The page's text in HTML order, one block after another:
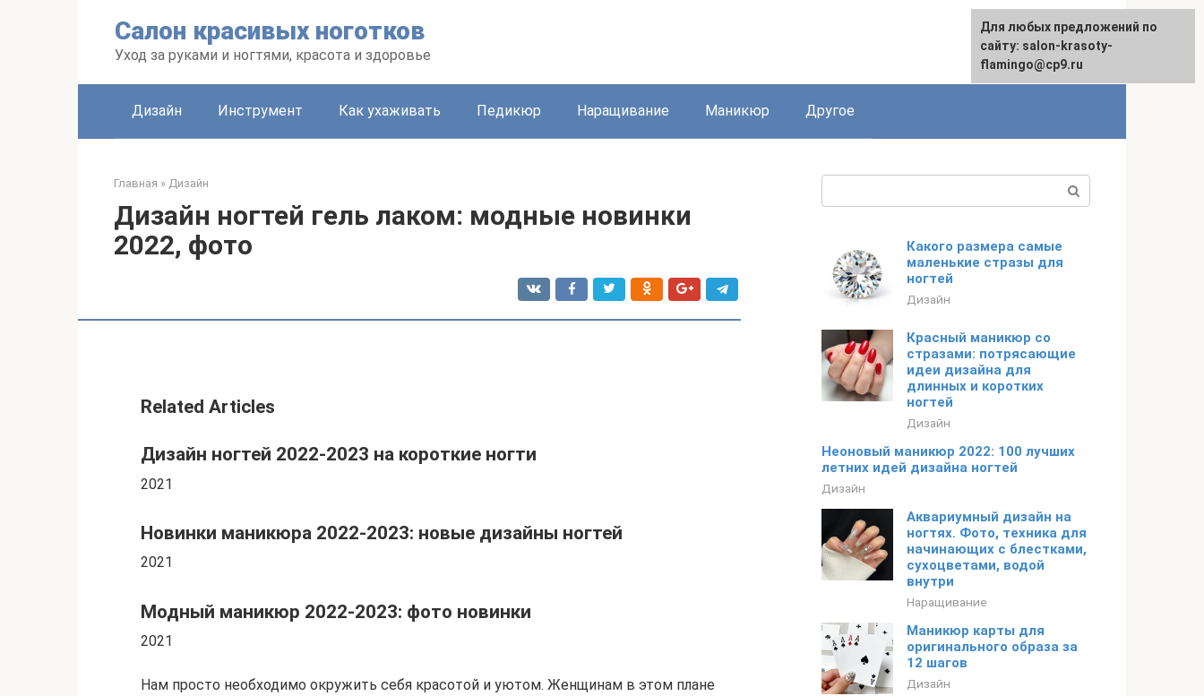
Салон красивых ноготков
Уход за руками и ногтями, красота и здоровье
Дизайн Инструмент Как ухаживать Педикюр Наращивание Маникюр Другое
Главная » Дизайн
Дизайн ногтей гель лаком: модные новинки
2022, фото
Related Articles
Дизайн ногтей 2022-2023 на короткие ногти
2021
Новинки маникюра 2022-2023: новые дизайны ногтей
2021
Модный маникюр 2022-2023: фото новинки
2021
Нам просто необходимо окружить себя красотой и уютом. Женщинам в этом плане
Какого размера самые
маленькие стразы для
ногтей
Дизайн
Красный маникюр со
стразами: потрясающие
идеи дизайна для
длинных и коротких
ногтей
Дизайн
Неоновый маникюр 2022: 100 лучших
летних идей дизайна ногтей
Дизайн
Аквариумный дизайн на
ногтях. Фото, техника для
начинающих с блестками,
сухоцветами, водой
внутри
Наращивание
Маникюр карты для
оригинального образа за
12 шагов
Дизайн
Для любых предложений по
сайту: salon-krasoty-
flamingo@cp9.ru